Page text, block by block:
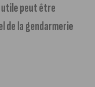
peut être
de la gendarmerie